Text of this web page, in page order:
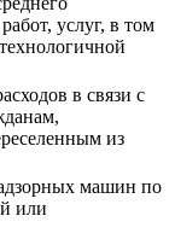
услуг, в том
в связи с
из
машин по
или